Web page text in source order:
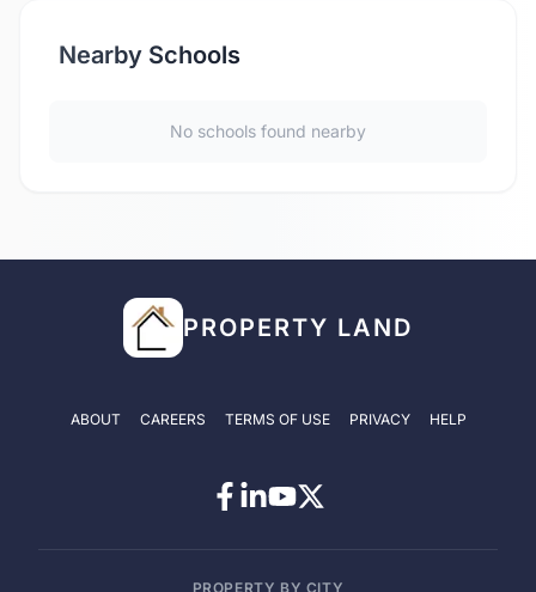
Nearby Schools
No schools found nearby
PROPERTY LAND
ABOUT CAREERS TERMS OF USE PRIVACY HELP
PROPERTY BY CITY